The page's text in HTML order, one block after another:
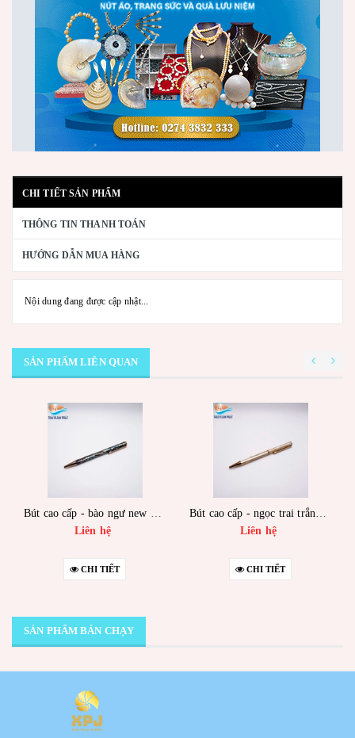
CHI TIẾT SẢN PHẨM
THÔNG TIN THANH TOÁN
HƯỚNG DẪN MUA HÀNG
Nội dung đang được cập nhật...
SẢN PHẨM LIÊN QUAN
Liên hệ
CHI TIẾT
Liên hệ
CHI TIẾT
SẢN PHẨM BÁN CHẠY